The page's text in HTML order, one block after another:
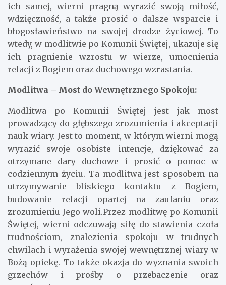
ich samej, wierni pragną wyrazić swoją miłość,
wdzięczność, a także prosić o dalsze wsparcie i
błogosławieństwo na swojej drodze życiowej. To
wtedy, w modlitwie po Komunii Świętej, ukazuje się
ich pragnienie wzrostu w wierze, umocnienia
relacji z Bogiem oraz duchowego wzrastania.
Modlitwa – Most do Wewnętrznego Spokoju:
Modlitwa po Komunii Świętej jest jak most
prowadzący do głębszego zrozumienia i akceptacji
nauk wiary. Jest to moment, w którym wierni mogą
wyrazić swoje osobiste intencje, dziękować za
otrzymane dary duchowe i prosić o pomoc w
codziennym życiu. Ta modlitwa jest sposobem na
utrzymywanie bliskiego kontaktu z Bogiem,
budowanie relacji opartej na zaufaniu oraz
zrozumieniu Jego woli.Przez modlitwę po Komunii
Świętej, wierni odczuwają siłę do stawienia czoła
trudnościom, znalezienia spokoju w trudnych
chwilach i wyrażenia swojej wewnętrznej wiary w
Bożą opiekę. To także okazja do wyznania swoich
grzechów i prośby o przebaczenie oraz